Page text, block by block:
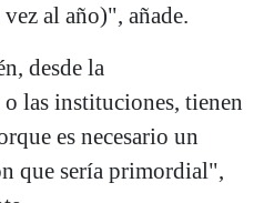
al año)", añade.
desde la
las instituciones, tienen
es necesario un
que sería primordial",